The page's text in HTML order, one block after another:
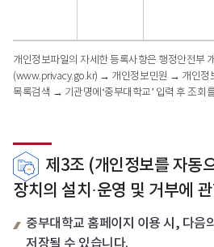
개인정보파일의 자세한 등록사항은 행정안전부
(www.privacy.go.kr) → 개인정보민원 → 개인정
목록검색 → 기관명에‘중부대학교’ 입력 후 조회
제3조 (개인정보를 자동
장치의 설치·운영 및 거부에
중부대학교 홈페이지 이용 시, 다음
저장될 수 있습니다.